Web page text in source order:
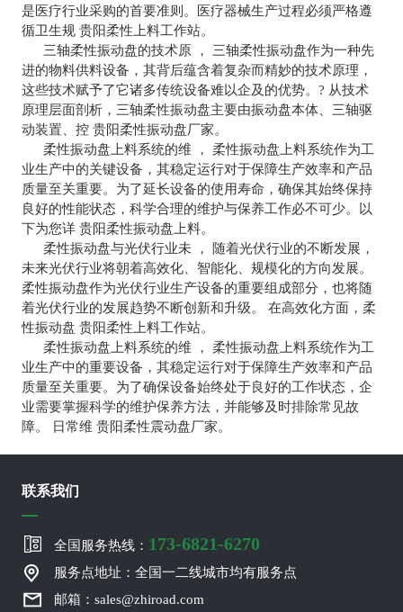
是医疗行业采购的首要准则。医疗器械生产过程必须严格遵
循卫生规 贵阳柔性上料工作站。
三轴柔性振动盘的技术原 ， 三轴柔性振动盘作为一种先
进的物料供料设备，其背后蕴含着复杂而精妙的技术原理，
这些技术赋予了它诸多传统设备难以企及的优势。? 从技术
原理层面剖析，三轴柔性振动盘主要由振动盘本体、三轴驱
动装置、控 贵阳柔性振动盘厂家。
柔性振动盘上料系统的维 ， 柔性振动盘上料系统作为工
业生产中的关键设备，其稳定运行对于保障生产效率和产品
质量至关重要。为了延长设备的使用寿命，确保其始终保持
良好的性能状态，科学合理的维护与保养工作必不可少。以
下为您详 贵阳柔性振动盘上料。
柔性振动盘与光伏行业未 ， 随着光伏行业的不断发展，
未来光伏行业将朝着高效化、智能化、规模化的方向发展。
柔性振动盘作为光伏行业生产设备的重要组成部分，也将随
着光伏行业的发展趋势不断创新和升级。 在高效化方面，柔
性振动盘 贵阳柔性上料工作站。
柔性振动盘上料系统的维 ， 柔性振动盘上料系统作为工
业生产中的重要设备，其稳定运行对于保障生产效率和产品
质量至关重要。为了确保设备始终处于良好的工作状态，企
业需要掌握科学的维护保养方法，并能够及时排除常见故
障。 日常维 贵阳柔性震动盘厂家。
联系我们
全国服务热线： 173-6821-6270
服务点地址：全国一二线城市均有服务点
邮箱：sales@zhiroad.com